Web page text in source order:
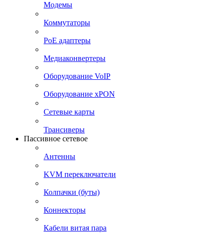
Модемы
Коммутаторы
PoE адаптеры
Медиаконвертеры
Оборудование VoIP
Оборудование xPON
Сетевые карты
Трансиверы
Пассивное сетевое
Антенны
KVM переключатели
Колпачки (буты)
Коннекторы
Кабели витая пара